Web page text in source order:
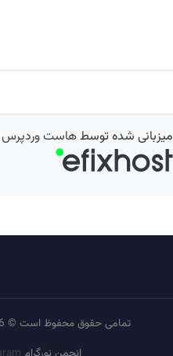
میزبانی شده توسطهاست
تمامی حقوق محفوظ است © 2026